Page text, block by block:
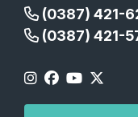
(0387) 421-
(0387) 421-